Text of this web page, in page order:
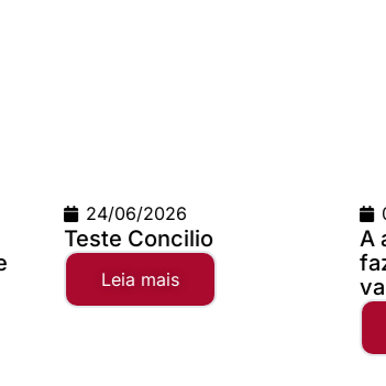
A alegria da
faz qualquer